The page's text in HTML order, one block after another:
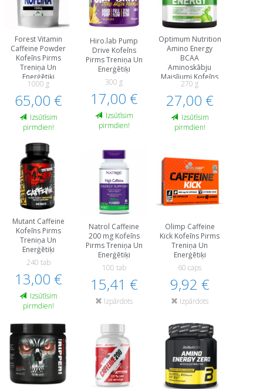
Forest Vitamin
Caffeine Powder
Kofeīns Pirms
Treniņa Un
Еnerģētiķi
1000 g
65,00 €
Izsūtīsim
pirmdien!
Hiro.lab Pump
Drive Kofeīns
Pirms Treniņa Un
Еnerģētiķi
300 g
17,00 €
Izsūtīsim
pirmdien!
Optimum Nutrition
Amino Energy
BCAA
Aminoskābju
Maisījumi Kofeīns
Aminoskābes
Treniņa Laikā
270 g
27,00 €
Izsūtīsim
pirmdien!
Mutant Caffeine
Kofeīns Pirms
Treniņa Un
Еnerģētiķi
240 tab
13,00 €
Izsūtīsim
pirmdien!
Natrol Caffeine
200 mg Kofeīns
Pirms Treniņa Un
Еnerģētiķi
100 tab
15,41 €
Izpārdots
Olimp Caffeine
Kick Kofeīns Pirms
Treniņa Un
Еnerģētiķi
60 caps
9,92 €
Izpārdots